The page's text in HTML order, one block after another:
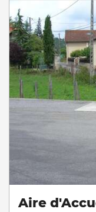
Aire